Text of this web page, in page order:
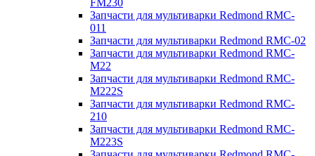
FM230
Запчасти для мультиварки Redmond RMC-
011
Запчасти для мультиварки Redmond RMC-02
Запчасти для мультиварки Redmond RMC-
M22
Запчасти для мультиварки Redmond RMC-
M222S
Запчасти для мультиварки Redmond RMC-
210
Запчасти для мультиварки Redmond RMC-
M223S